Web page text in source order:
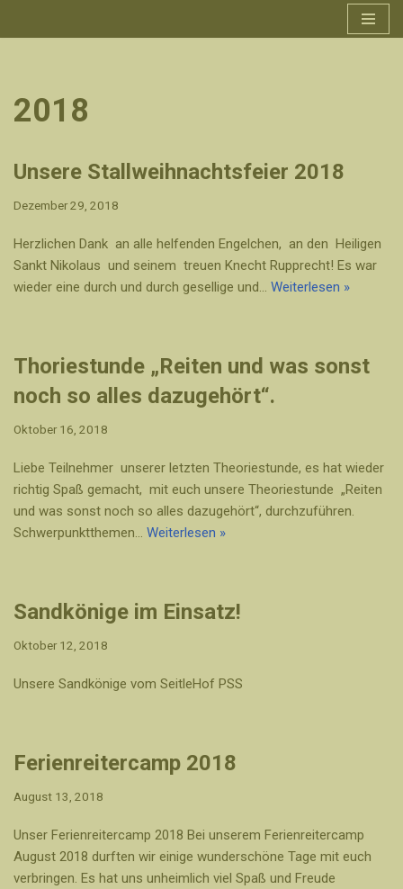
2018
Unsere Stallweihnachtsfeier 2018
Dezember 29, 2018
Herzlichen Dank an alle helfenden Engelchen, an den Heiligen
Sankt Nikolaus und seinem treuen Knecht Rupprecht! Es war
wieder eine durch und durch gesellige und… Weiterlesen »
Thoriestunde „Reiten und was sonst
noch so alles dazugehört“.
Oktober 16, 2018
Liebe Teilnehmer unserer letzten Theoriestunde, es hat wieder
richtig Spaß gemacht, mit euch unsere Theoriestunde „Reiten
und was sonst noch so alles dazugehört“, durchzuführen.
Schwerpunktthemen… Weiterlesen »
Sandkönige im Einsatz!
Oktober 12, 2018
Unsere Sandkönige vom SeitleHof PSS
Ferienreitercamp 2018
August 13, 2018
Unser Ferienreitercamp 2018 Bei unserem Ferienreitercamp
August 2018 durften wir einige wunderschöne Tage mit euch
verbringen. Es hat uns unheimlich viel Spaß und Freude